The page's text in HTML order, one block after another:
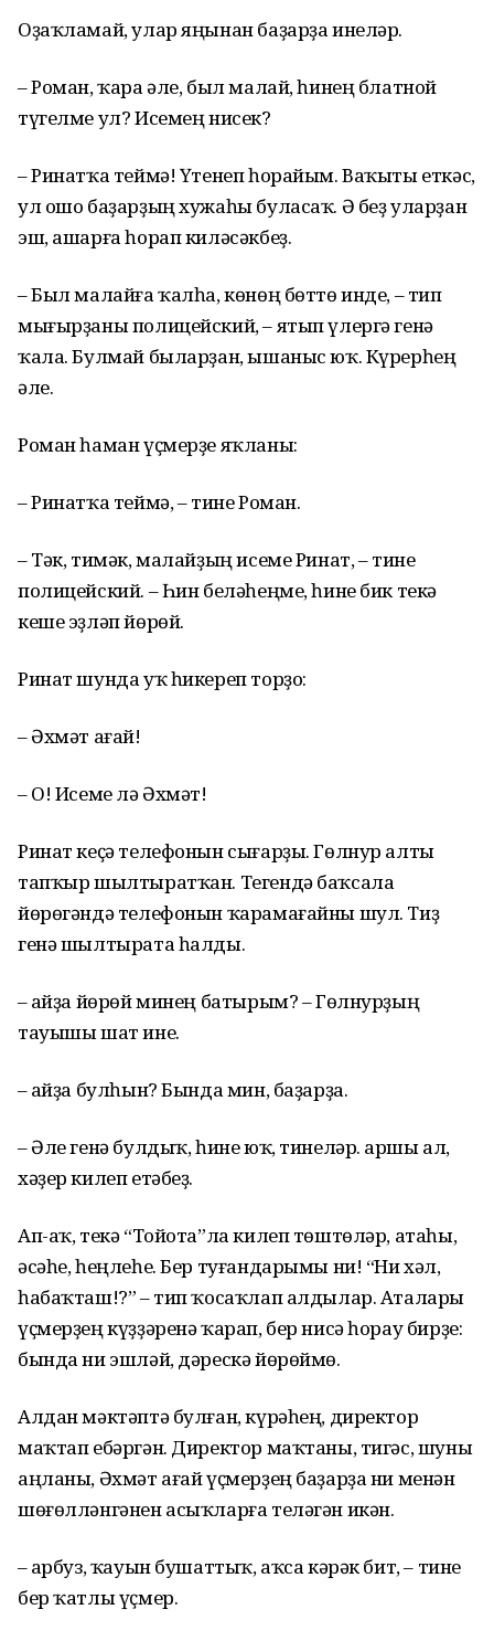
Оҙаҡламай, улар яңынан баҙарҙа инеләр.
– Роман, ҡара әле, был малай, һинең блатной
түгелме ул? Исемең нисек?
– Ринатҡа теймә! Үтенеп һорайым. Ваҡыты еткәс,
ул ошо баҙарҙың хужаһы буласаҡ. Ә беҙ уларҙан
эш, ашарға һорап киләсәкбеҙ.
– Был малайға ҡалһа, көнөң бөттө инде, – тип
мығырҙаны полицейский, – ятып үлергә генә
ҡала. Булмай быларҙан, ышаныс юҡ. Күрерһең
әле.
Роман һаман үҫмерҙе яҡланы:
– Ринатҡа теймә, – тине Роман.
– Тәк, тимәк, малайҙың исеме Ринат, – тине
полицейский. – Һин беләһеңме, һине бик текә
кеше эҙләп йөрөй.
Ринат шунда уҡ һикереп торҙо:
– Әхмәт ағай!
– О! Исеме лә Әхмәт!
Ринат кеҫә телефонын сығарҙы. Гөлнур алты
тапҡыр шылтыратҡан. Тегендә баҡсала
йөрөгәндә телефонын ҡарамағайны шул. Тиҙ
генә шылтырата һалды.
– Ҡайҙа йөрөй минең батырым? – Гөлнурҙың
тауышы шат ине.
– Ҡайҙа булһын? Бында мин, баҙарҙа.
– Әле генә булдыҡ, һине юҡ, тинеләр. Ҡаршы ал,
хәҙер килеп етәбеҙ.
Ап-аҡ, текә “Тойота”ла килеп төштөләр, атаһы,
әсәһе, һеңлеһе. Бер туғандарымы ни! “Ни хәл,
һабаҡташ!?” – тип ҡосаҡлап алдылар. Аталары
үҫмерҙең күҙҙәренә ҡарап, бер нисә һорау бирҙе:
бында ни эшләй, дәрескә йөрөймө.
Алдан мәктәптә булған, күрәһең, директор
маҡтап ебәргән. Директор маҡтаны, тигәс, шуны
аңланы, Әхмәт ағай үҫмерҙең баҙарҙа ни менән
шөғөлләнгәнен асыҡларға теләгән икән.
– Ҡарбуз, ҡауын бушаттыҡ, аҡса кәрәк бит, – тине
бер ҡатлы үҫмер.